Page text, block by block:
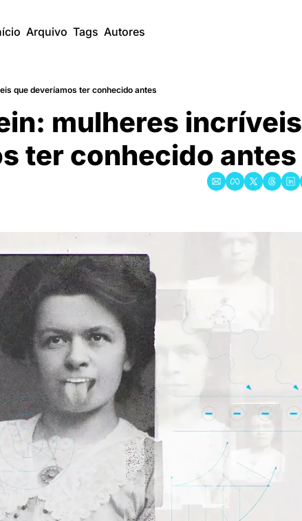
Arquivo Tags Autores
que deveríamos ter conhecido antes
mulheres incríveis
ter conhecido antes